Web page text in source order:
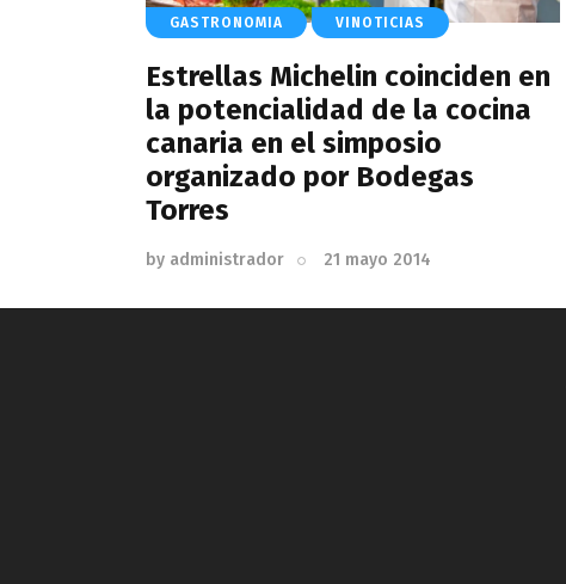
GASTRONOMIA VINOTICIAS
Estrellas Michelin coinciden en
la potencialidad de la cocina
canaria en el simposio
organizado por Bodegas
Torres
by administrador 21 mayo 2014